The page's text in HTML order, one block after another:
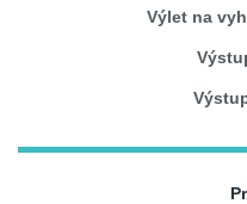
Výlet na